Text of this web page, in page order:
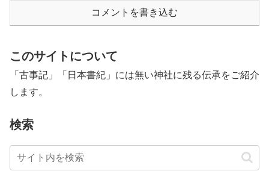
コメントを書き込む
このサイトについて
「古事記」「日本書紀」には無い神社に残る伝承をご紹介
します。
検索